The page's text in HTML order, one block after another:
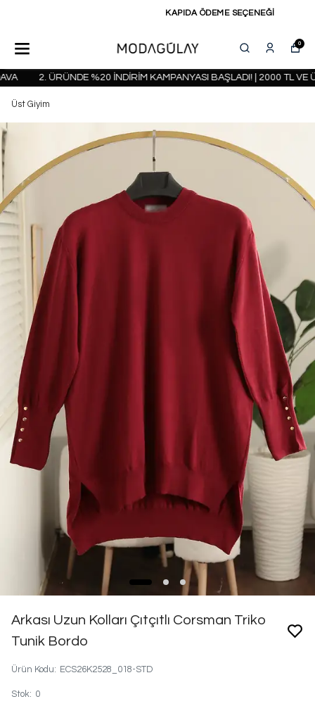
KAPIDA ÖDEME SEÇENEĞİ
0
2. ÜRÜNDE %20 İNDİRİM KAMPANYASI BAŞLADI! | 2000 TL VE
Üst Giyim
Arkası Uzun Kolları Çıtçıtlı Corsman Triko
Tunik Bordo
Ürün Kodu: ECS26K2528_018-STD
Stok: 0